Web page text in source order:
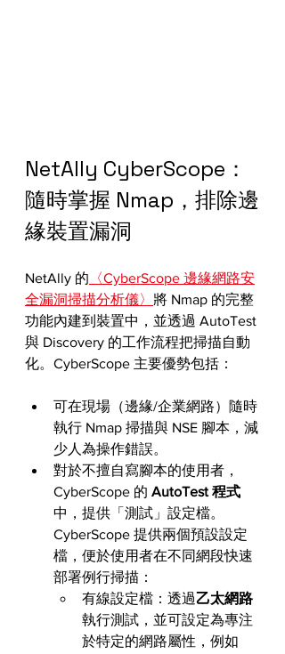
NetAlly CyberScope：
隨時掌握 Nmap，排除邊
緣裝置漏洞
NetAlly 的 〈CyberScope 邊緣網路安
全漏洞掃描分析儀〉 將 Nmap 的完整
功能內建到裝置中，並透過 AutoTest
與 Discovery 的工作流程把掃描自動
化。CyberScope 主要優勢包括：
可在現場（邊緣/企業網路）隨時
執行 Nmap 掃描與 NSE 腳本，減
少人為操作錯誤。
對於不擅自寫腳本的使用者，
Cyber​​Scope 的 AutoTest 程式
中，提供「測試」設定檔。
Cyber​​Scope 提供兩個預設設定
檔，便於使用者在不同網段快速
部署例行掃描：
有線設定檔：透過乙太網路
執行測試，並可設定為專注
於特定的網路屬性，例如